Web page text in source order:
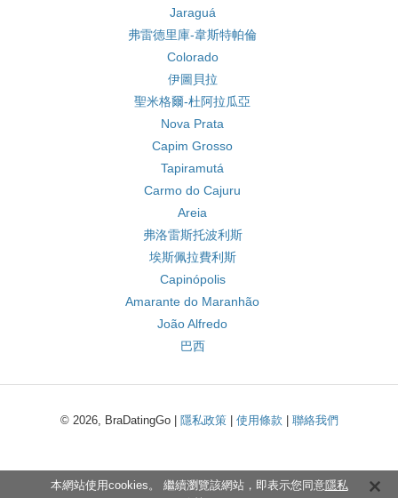
Jaraguá
弗雷德里庫-韋斯特帕倫
Colorado
伊圖貝拉
聖米格爾-杜阿拉瓜亞
Nova Prata
Capim Grosso
Tapiramutá
Carmo do Cajuru
Areia
弗洛雷斯托波利斯
埃斯佩拉費利斯
Capinópolis
Amarante do Maranhão
João Alfredo
巴西
© 2026, BraDatingGo | 隱私政策| 使用條款 聯絡我們
本網站使用cookies。 繼續瀏覽該網站，即表示您同意隱私